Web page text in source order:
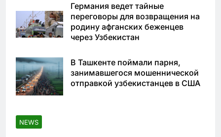
Германия ведет тайные
переговоры для возвращения на
родину афганских беженцев
через Узбекистан
В Ташкенте поймали парня,
занимавшегося мошеннической
отправкой узбекистанцев в США
NEWS